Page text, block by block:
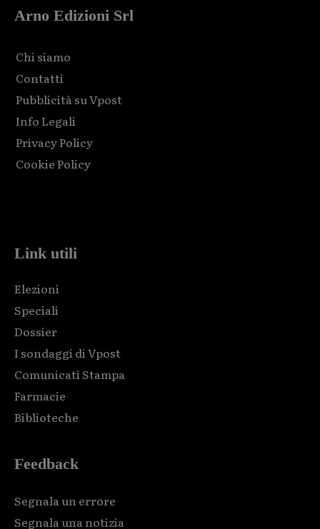
Arno Edizioni Srl
Chi siamo
Contatti
Pubblicità su Vpost
Info Legali
Privacy Policy
Cookie Policy
Link utili
Elezioni
Speciali
Dossier
I sondaggi di Vpost
Comunicati Stampa
Farmacie
Biblioteche
Feedback
Segnala un errore
Segnala una notizia